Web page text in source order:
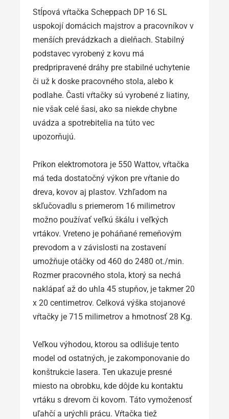
Stĺpová vŕtačka Scheppach DP 16 SL
uspokojí domácich majstrov a pracovníkov v
menších prevádzkach a dielňach. Stabilný
podstavec vyrobený z kovu má
predpripravené dráhy pre stabilné uchytenie
či už k doske pracovného stola, alebo k
podlahe. Časti vŕtačky sú vyrobené z liatiny,
nie však celé šasi, ako sa niekde chybne
uvádza a spotrebitelia na túto vec
upozorňujú.
Príkon elektromotora je 550 Wattov, vŕtačka
má teda dostatočný výkon pre vŕtanie do
dreva, kovov aj plastov. Vzhľadom na
skľučovadlu s priemerom 16 milimetrov
možno používať veľkú škálu i veľkých
vrtákov. Vreteno je poháňané remeňovým
prevodom a v závislosti na zostavení
umožňuje otáčky od 460 do 2480 ot./min.
Rozmer pracovného stola, ktorý sa nechá
naklápať až do uhla 45 stupňov, je takmer 20
x 20 centimetrov. Celková výška stojanové
vŕtačky je 715 milimetrov a hmotnosť 28 Kg.
Veľkou výhodou, ktorou sa odlišuje tento
model od ostatných, je zakomponovanie do
konštrukcie lasera. Ten ukazuje presné
miesto na obrobku, kde dôjde ku kontaktu
vrtáku s drevom či kovom. Táto vymoženosť
uľahčí a urýchli prácu. Vŕtačka tiež